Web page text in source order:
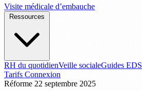
Visite médicale d’embauche
RH du quotidienVeille socialeGuides EDS
Tarifs Connexion
Réforme 22 septembre 2025